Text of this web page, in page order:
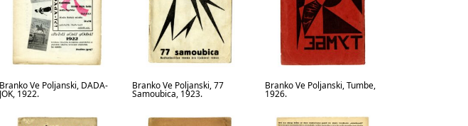
Branko Ve Poljanski, DADA-
JOK, 1922.
Branko Ve Poljanski, 77
Samoubica, 1923.
Branko Ve Poljanski, Tumbe,
1926.